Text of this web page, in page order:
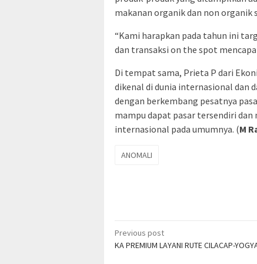
makanan organik dan non organik
“Kami harapkan pada tahun ini
dan transaksi on the spot
Di tempat sama, Prieta P dari
dikenal di dunia internasional dan
dengan berkembang pesatnya
mampu dapat pasar tersendiri dan
internasional pada umumnya. (M
ANOMALI
Post
navigation
Previous post
KA PREMIUM LAYANI RUTE CILACAP-